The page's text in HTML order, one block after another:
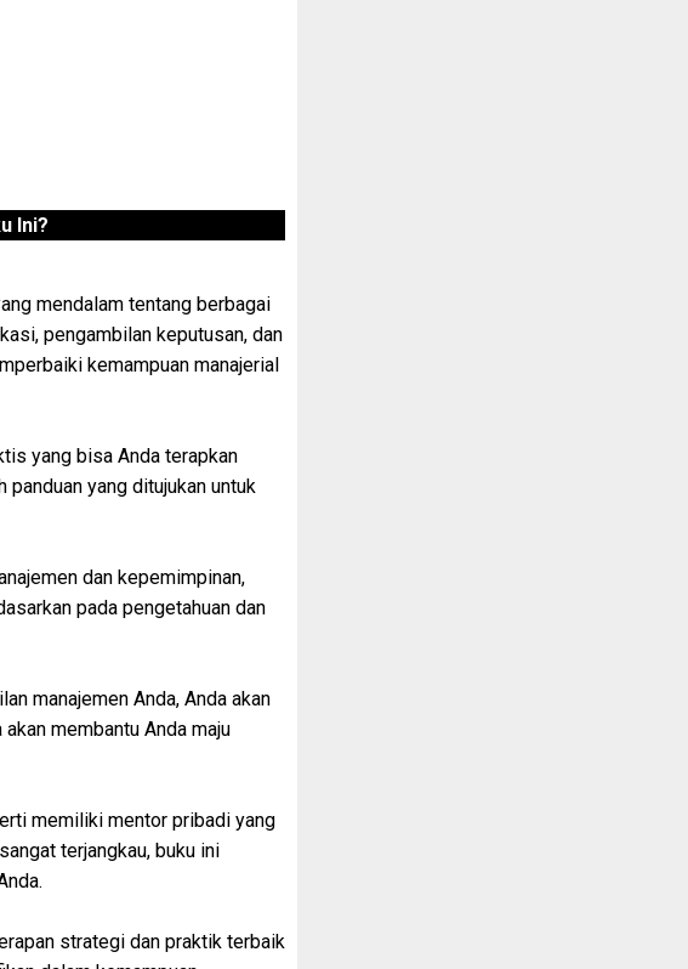
Ini?
mendalam tentang berbagai
pengambilan keputusan, dan
kemampuan manajerial
yang bisa Anda terapkan
panduan yang ditujukan untuk
dan kepemimpinan,
pada pengetahuan dan
manajemen Anda, Anda akan
membantu Anda maju
memiliki mentor pribadi yang
terjangkau, buku ini
strategi dan praktik terbaik